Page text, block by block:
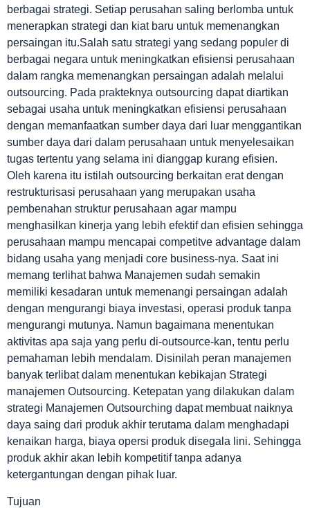
berbagai strategi. Setiap perusahan saling berlomba untuk
menerapkan strategi dan kiat baru untuk memenangkan
persaingan itu.Salah satu strategi yang sedang populer di
berbagai negara untuk meningkatkan efisiensi perusahaan
dalam rangka memenangkan persaingan adalah melalui
outsourcing. Pada prakteknya outsourcing dapat diartikan
sebagai usaha untuk meningkatkan efisiensi perusahaan
dengan memanfaatkan sumber daya dari luar menggantikan
sumber daya dari dalam perusahaan untuk menyelesaikan
tugas tertentu yang selama ini dianggap kurang efisien.
Oleh karena itu istilah outsourcing berkaitan erat dengan
restrukturisasi perusahaan yang merupakan usaha
pembenahan struktur perusahaan agar mampu
menghasilkan kinerja yang lebih efektif dan efisien sehingga
perusahaan mampu mencapai competitve advantage dalam
bidang usaha yang menjadi core business-nya. Saat ini
memang terlihat bahwa Manajemen sudah semakin
memiliki kesadaran untuk memenangi persaingan adalah
dengan mengurangi biaya investasi, operasi produk tanpa
mengurangi mutunya. Namun bagaimana menentukan
aktivitas apa saja yang perlu di-outsource-kan, tentu perlu
pemahaman lebih mendalam. Disinilah peran manajemen
banyak terlibat dalam menentukan kebikajan Strategi
manajemen Outsourcing. Ketepatan yang dilakukan dalam
strategi Manajemen Outsourching dapat membuat naiknya
daya saing dari produk akhir terutama dalam menghadapi
kenaikan harga, biaya opersi produk disegala lini. Sehingga
produk akhir akan lebih kompetitif tanpa adanya
ketergantungan dengan pihak luar.
Tujuan